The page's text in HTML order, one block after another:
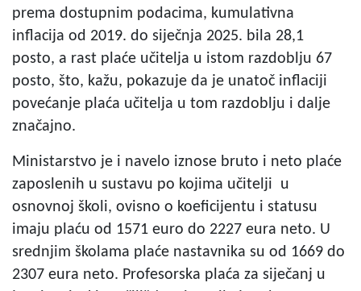
prema dostupnim podacima, kumulativna
inflacija od 2019. do siječnja 2025. bila 28,1
posto, a rast plaće učitelja u istom razdoblju 67
posto, što, kažu, pokazuje da je unatoč inflaciji
povećanje plaća učitelja u tom razdoblju i dalje
značajno.
Ministarstvo je i navelo iznose bruto i neto plaće
zaposlenih u sustavu po kojima učitelji u
osnovnoj školi, ovisno o koeficijentu i statusu
imaju plaću od 1571 euro do 2227 eura neto. U
srednjim školama plaće nastavnika su od 1669 do
2307 eura neto. Profesorska plaća za siječanj u